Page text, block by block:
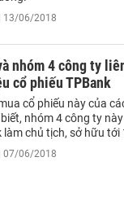
13/06/2018
nhóm 4 công ty
cổ phiếu TPBank
cổ phiếu này của
nhóm 4 công ty
làm chủ tịch, sở hữu tới
07/06/2018